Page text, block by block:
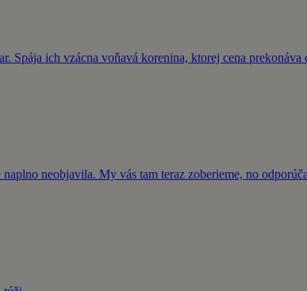
ich vzácna voňavá korenina, ktorej cena prekonáva
neobjavila. My vás tam teraz zoberieme, no